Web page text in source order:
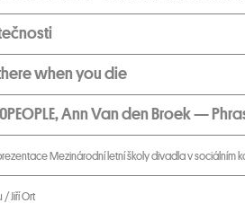
when you die
Ann Van den Broek —
Mezinárodní letní školy divadla v sociálním
Jiří Ort